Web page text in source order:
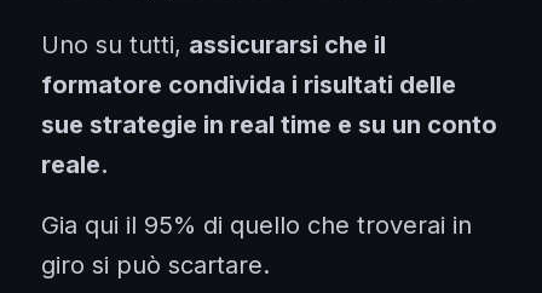
Uno su tutti, assicurarsi che il
formatore condivida i risultati delle
sue strategie in real time e su un conto
reale.
Gia qui il 95% di quello che troverai in
giro si può scartare.